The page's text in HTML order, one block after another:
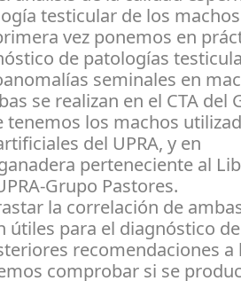
testicular de los machos
vez ponemos en
de patologías
seminales en
se realizan en el CTA del
tenemos los machos
del UPRA, y en
perteneciente al
Grupo Pastores.
la correlación de
útiles para el diagnóstico
recomendaciones a
comprobar si se